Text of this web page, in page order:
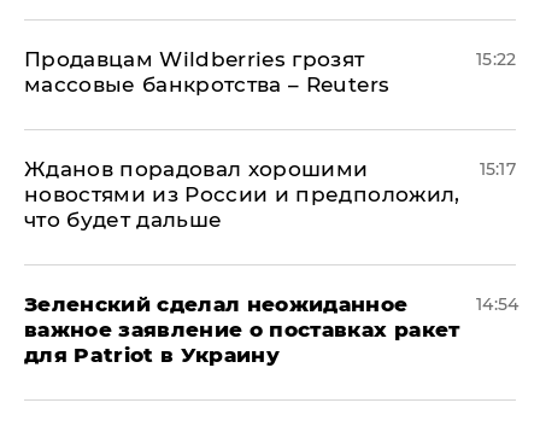
Продавцам Wildberries грозят
массовые банкротства – Reuters
15:22
Жданов порадовал хорошими
новостями из России и предположил,
что будет дальше
15:17
Зеленский сделал неожиданное
важное заявление о поставках ракет
для Patriot в Украину
14:54